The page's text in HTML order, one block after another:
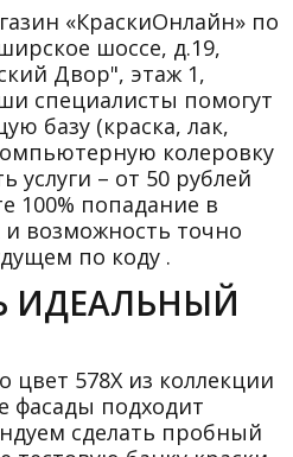
«КраскиОнлайн» по
шоссе, д.19,
Двор", этаж 1,
специалисты помогут
базу (краска, лак,
колеровку
услуги – от 50 рублей
100% попадание в
возможность точно
по коду .
ИДЕАЛЬНЫЙ
цвет 578X из коллекции
фасады подходит
сделать пробный